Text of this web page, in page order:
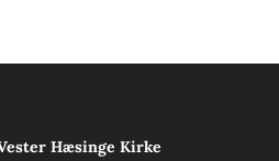
Hæsinge Kirke